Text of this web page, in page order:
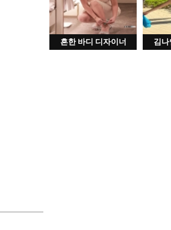
흔한 바디 디자이너 김나